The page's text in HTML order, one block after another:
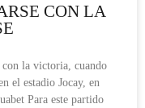
CON LA
la victoria, cuando
el estadio Jocay, en
Para este partido